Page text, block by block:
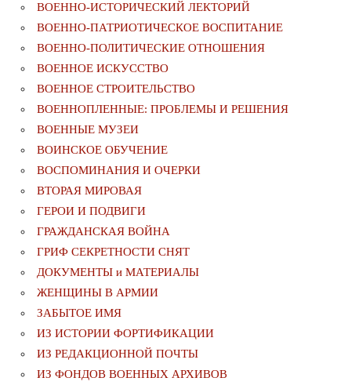
ВОЕННО-ИСТОРИЧЕСКИЙ ЛЕКТОРИЙ
ВОЕННО-ПАТРИОТИЧЕСКОЕ ВОСПИТАНИЕ
ВОЕННО-ПОЛИТИЧЕСКИE ОТНОШЕНИЯ
ВОЕННОЕ ИСКУССТВО
ВОЕННОЕ СТРОИТЕЛЬСТВО
ВОЕННОПЛЕННЫЕ: ПРОБЛЕМЫ И РЕШЕНИЯ
ВОЕННЫЕ МУЗЕИ
ВОИНСКОЕ ОБУЧЕНИЕ
ВОСПОМИНАНИЯ И ОЧЕРКИ
ВТОРАЯ МИРОВАЯ
ГЕРОИ И ПОДВИГИ
ГРАЖДАНСКАЯ ВОЙНА
ГРИФ СЕКРЕТНОСТИ СНЯТ
ДОКУМЕНТЫ и МАТЕРИАЛЫ
ЖЕНЩИНЫ В АРМИИ
ЗАБЫТОЕ ИМЯ
ИЗ ИСТОРИИ ФОРТИФИКАЦИИ
ИЗ РЕДАКЦИОННОЙ ПОЧТЫ
ИЗ ФОНДОВ ВОЕННЫХ АРХИВОВ